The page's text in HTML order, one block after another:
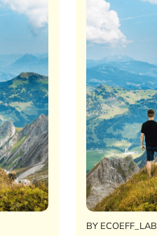
BY ECOEFF_LAB